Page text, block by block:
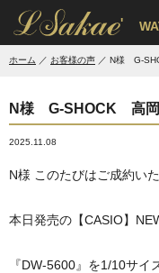
'
ホーム お客様の声 N様 G-
N様 G-SHOCK 高
2025.11.08
N様 このたびはご成約い
本日発売の【CASIO】
『DW-5600』を1/10サ